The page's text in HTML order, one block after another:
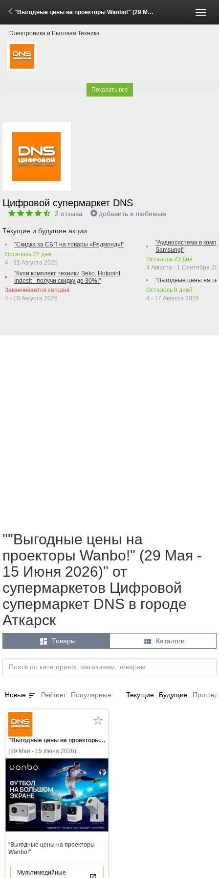
"Выгодные цены на проекторы Wanbo!" (29 Мая - 15 Июня 2026)
Электроника и Бытовая Техника
Показать все
Цифровой супермаркет DNS
2 отзыва добавить в любимые
Текущие и будущие акции:
"Скидка за СБП на товары «Редмонд»!"
Осталось 22 дня
4 - 31 Августа 2026
"Купи комплект техники Beko, Hotpoint,
Indesit - получи скидку до 30%!"
Заканчивается сегодня
4 - 10 Августа 2026
"Аудиосистема в
Samsung!"
Осталось 23 дня
4 Августа - 1 Сентября
"Выгодные цены на
Осталось 8 дней
4 - 17 Августа 2026
""Выгодные цены на
проекторы Wanbo!" (29 Мая -
15 Июня 2026)" от
супермаркетов Цифровой
супермаркет DNS в городе
Аткарск
 Товары  Каталоги
Новые sort Рейтинг Популярные Текущие Будущие
"Выгодные цены на проекторы Wanbo!"
(29 Мая - 15 Июня 2026)
"Выгодные цены на проекторы
Wanbo!"
Мультимедийные